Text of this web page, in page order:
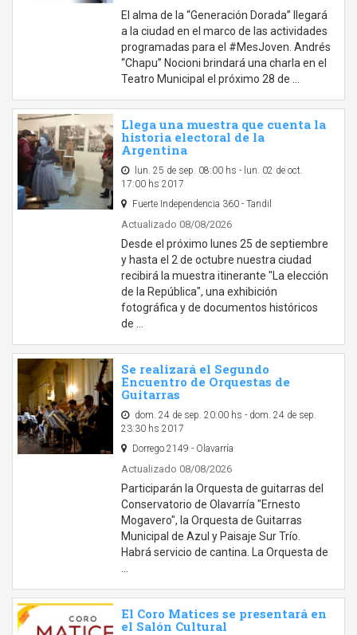
El alma de la “Generación Dorada” llegará
a la ciudad en el marco de las actividades
programadas para el #MesJoven. Andrés
“Chapu” Nocioni brindará una charla en el
Teatro Municipal el próximo 28 de …
Llega una muestra que cuenta la
historia electoral de la
Argentina
lun. 25 de sep. 08:00 hs - lun. 02 de oct.
17:00 hs 2017
Fuerte Independencia 360 - Tandil
Actualizado 08/08/2026
Desde el próximo lunes 25 de septiembre
y hasta el 2 de octubre nuestra ciudad
recibirá la muestra itinerante "La elección
de la República", una exhibición
fotográfica y de documentos históricos
de …
Se realizará el Segundo
Encuentro de Orquestas de
Guitarras
dom. 24 de sep. 20:00 hs - dom. 24 de sep.
23:30 hs 2017
Dorrego 2149 - Olavarría
Actualizado 08/08/2026
Participarán la Orquesta de guitarras del
Conservatorio de Olavarría "Ernesto
Mogavero", la Orquesta de Guitarras
Municipal de Azul y Paisaje Sur Trío.
Habrá servicio de cantina. La Orquesta de
El Coro Matices se presentará en
el Salón Cultural